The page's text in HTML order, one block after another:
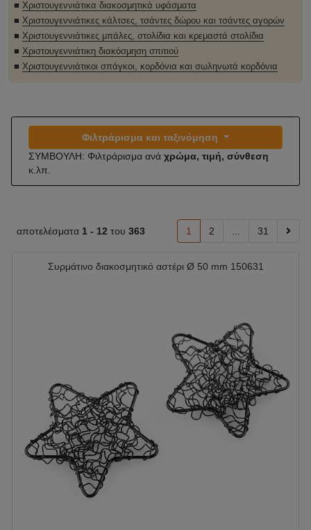
■ Χριστουγεννιάτικα διακοσμητικά υφάσματα
■ Χριστουγεννιάτικες κάλτσες, τσάντες δώρου και τσάντες αγορών
■ Χριστουγεννιάτικες μπάλες, στολίδια και κρεμαστά στολίδια
■ Χριστουγεννιάτικη διακόσμηση σπιτιού
■ Χριστουγεννιάτικοι σπάγκοι, κορδόνια και σωληνωτά κορδόνια
Φιλτράρισμα και ταξινόμηση
ΣΥΜΒΟΥΛΗ: Φιλτράρισμα ανά χρώμα, τιμή, σύνθεση
κ.λπ.
αποτελέσματα 1 - 12 του 363 1 2 31
Συρμάτινο διακοσμητικό αστέρι Ø 50 mm 150631